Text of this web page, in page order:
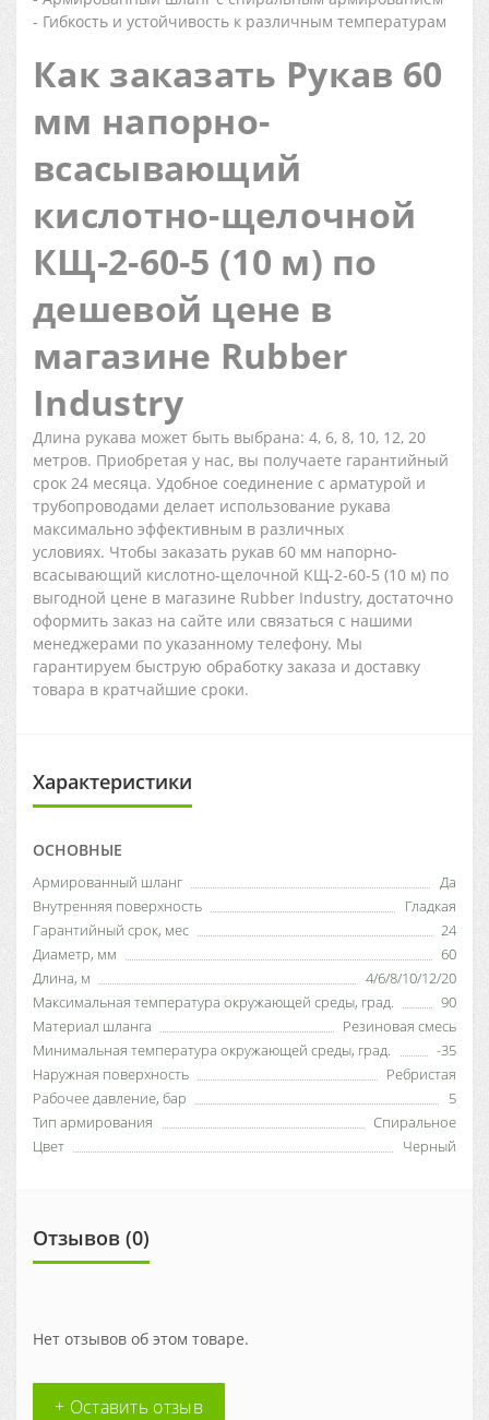
- Гибкость и устойчивость к различным температурам
Как заказать Рукав 60
мм напорно-
всасывающий
кислотно-щелочной
КЩ-2-60-5 (10 м) по
дешевой цене в
магазине Rubber
Industry
Длина рукава может быть выбрана: 4, 6, 8, 10, 12, 20
метров. Приобретая у нас, вы получаете гарантийный
срок 24 месяца. Удобное соединение с арматурой и
трубопроводами делает использование рукава
максимально эффективным в различных
условиях. Чтобы заказать рукав 60 мм напорно-
всасывающий кислотно-щелочной КЩ-2-60-5 (10 м) по
выгодной цене в магазине Rubber Industry, достаточно
оформить заказ на сайте или связаться с нашими
менеджерами по указанному телефону. Мы
гарантируем быструю обработку заказа и доставку
товара в кратчайшие сроки.
Характеристики
ОСНОВНЫЕ
Армированный шланг
Да
Внутренняя поверхность
Гладкая
Гарантийный срок, мес
24
Диаметр, мм
60
Длина, м
4/6/8/10/12/20
Максимальная температура окружающей среды, град.
90
Материал шланга
Резиновая смесь
Минимальная температура окружающей среды, град.
-35
Наружная поверхность
Ребристая
Рабочее давление, бар
5
Тип армирования
Спиральное
Цвет
Черный
Отзывов (0)
Нет отзывов об этом товаре.
+ Оставить отзыв